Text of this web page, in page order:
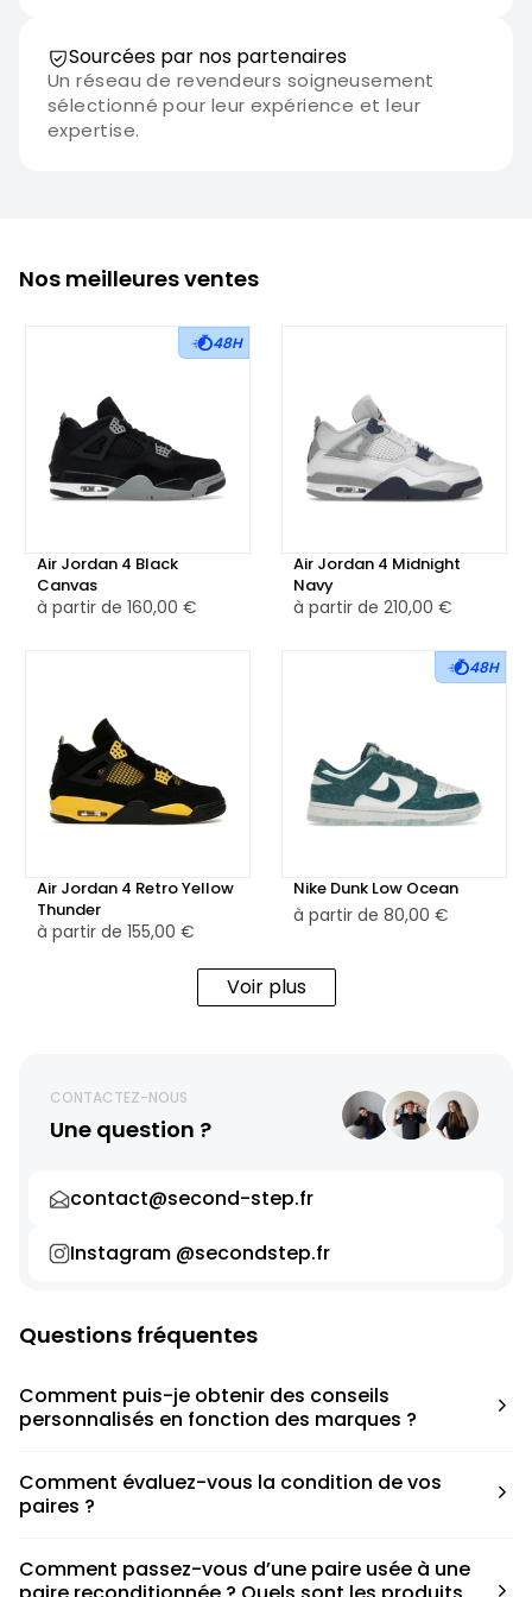
Sourcées par nos partenaires
Un réseau de revendeurs soigneusement
sélectionné pour leur expérience et leur
expertise.
Nos meilleures ventes
48H
Air Jordan 4 Black
Canvas
à partir de 160,00 €
Air Jordan 4 Midnight
Navy
à partir de 210,00 €
Air Jordan 4 Retro Yellow
Thunder
à partir de 155,00 €
48H
Nike Dunk Low Ocean
à partir de 80,00 €
Voir plus
CONTACTEZ-NOUS
Une question ?
contact@second-step.fr
Instagram @secondstep.fr
Questions fréquentes
Comment puis-je obtenir des conseils
personnalisés en fonction des marques ?
pour déterminer la taille appropriée, que ce soit une taille
en dessous, au-dessus ou correspondant à votre taille
Comment évaluez-vous la condition de vos
paires ?
défauts spécifiques de chaque paire.
Comment passez-vous d’une paire usée à une